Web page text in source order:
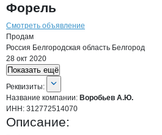
Форель
Смотреть объявление
Продам
Россия Белгородская область Белгород
28 окт 2020
Показать ещё
О компании
Реквизиты
Реквизиты:
Название компании: Воробьев А.Ю.
ИНН: 312772514070
Описание: